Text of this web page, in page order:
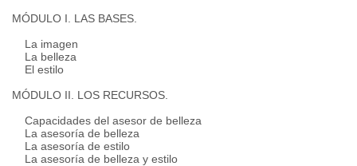
MÓDULO I. LAS BASES.
La imagen
La belleza
El estilo
MÓDULO II. LOS RECURSOS.
Capacidades del asesor de belleza
La asesoría de belleza
La asesoría de estilo
La asesoría de belleza y estilo